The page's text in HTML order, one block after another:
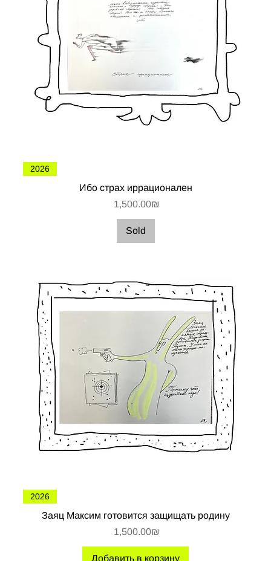
2026
Ибо страх иррационален
Цена
‏1,500.00 ‏₪
Sold
2026
Заяц Максим готовится защищать родину
Цена
‏1,500.00 ‏₪
Добавить в корзину